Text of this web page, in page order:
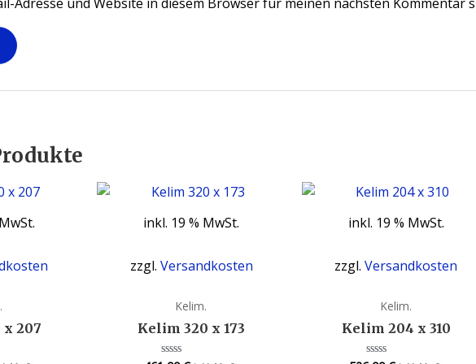
x 207
inkl. 19 % MwSt.
zzgl. Versandkosten
Kelim.
Kelim 320 x 173
inkl. 19 % MwSt.
zzgl.Versandkosten
Kelim.
Kelim 204 x 310